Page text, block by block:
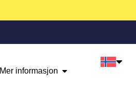
Mer informasjon